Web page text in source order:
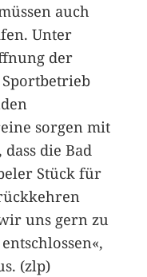
auch
Unter
der
sorgen mit
die Bad
Stück für
uns gern zu
(zlp)